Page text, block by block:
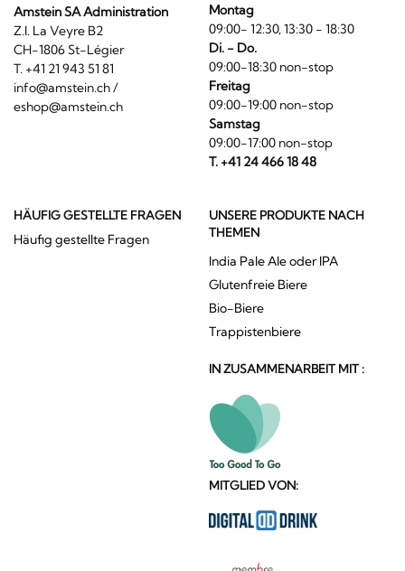
Amstein SA Administration
Z.I. La Veyre B2
CH-1806 St-Légier
T. +41 21 943 51 81
info@amstein.ch/
eshop@amstein.ch
Montag
09:00- 12:30, 13:30 - 18:30
Di. - Do.
09:00-18:30 non-stop
Freitag
09:00-19:00 non-stop
Samstag
09:00-17:00 non-stop
T. +41 24 466 18 48
HÄUFIG GESTELLTE FRAGEN
Häufig gestellte Fragen
UNSERE PRODUKTE NACH
THEMEN
India Pale Ale oder IPA
Glutenfreie Biere
Bio-Biere
Trappistenbiere
IN ZUSAMMENARBEIT MIT :
MITGLIED VON: